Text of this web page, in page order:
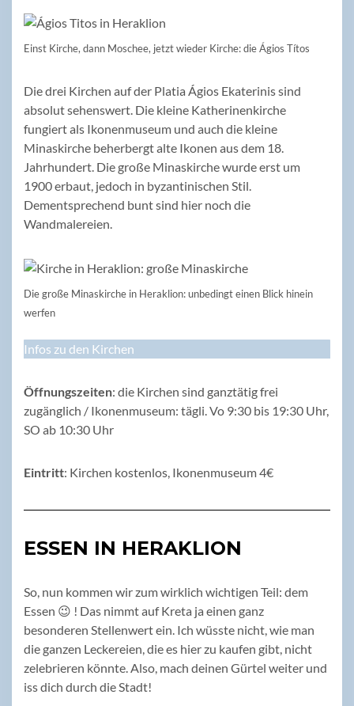
Einst Kirche, dann Moschee, jetzt wieder Kirche: die Ágios Títos
Die drei Kirchen auf der Platia Ágios Ekaterinis sind
absolut sehenswert. Die kleine Katherinenkirche
fungiert als Ikonenmuseum und auch die kleine
Minaskirche beherbergt alte Ikonen aus dem 18.
Jahrhundert. Die große Minaskirche wurde erst um
1900 erbaut, jedoch in byzantinischen Stil.
Dementsprechend bunt sind hier noch die
Wandmalereien.
Die große Minaskirche in Heraklion: unbedingt einen Blick hinein
werfen
Infos zu den Kirchen
Öffnungszeiten: die Kirchen sind ganztätig frei
zugänglich / Ikonenmuseum: tägli. Vo 9:30 bis 19:30 Uhr,
SO ab 10:30 Uhr
Eintritt: Kirchen kostenlos, Ikonenmuseum 4€
ESSEN IN HERAKLION
So, nun kommen wir zum wirklich wichtigen Teil: dem
Essen 😉 ! Das nimmt auf Kreta ja einen ganz
besonderen Stellenwert ein. Ich wüsste nicht, wie man
die ganzen Leckereien, die es hier zu kaufen gibt, nicht
zelebrieren könnte. Also, mach deinen Gürtel weiter und
iss dich durch die Stadt!